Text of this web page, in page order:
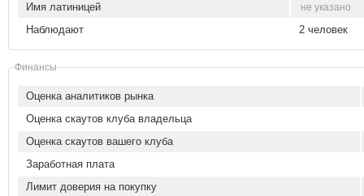
Имя латиницей
не указано
Наблюдают 2 человек
Финансы
Оценка аналитиков рынка
Оценка скаутов клуба владельца
Оценка скаутов вашего клуба
Заработная плата
Лимит доверия на покупку